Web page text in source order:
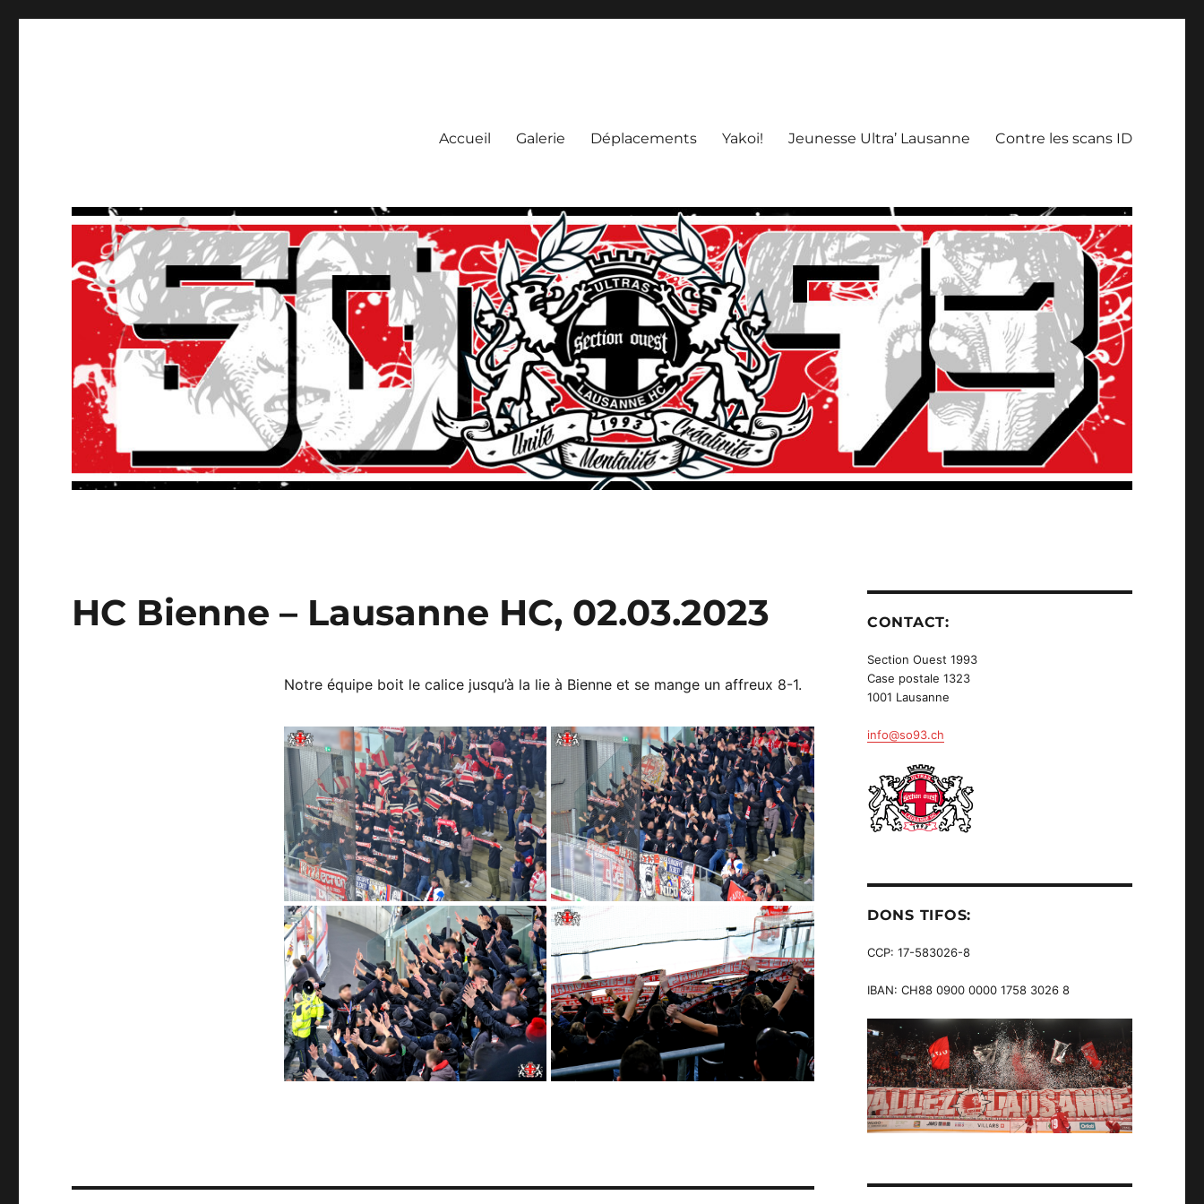
Accueil Galerie Déplacements Yakoi! Jeunesse Ultra’ Lausanne Contre les scans ID
HC Bienne – Lausanne HC, 02.03.2023
Notre équipe boit le calice jusqu’à la lie à Bienne et se mange un affreux 8-1.
CONTACT:
Section Ouest 1993
Case postale 1323
1001 Lausanne
info@so93.ch
DONS TIFOS:
CCP: 17-583026-8
IBAN: CH88 0900 0000 1758 3026 8